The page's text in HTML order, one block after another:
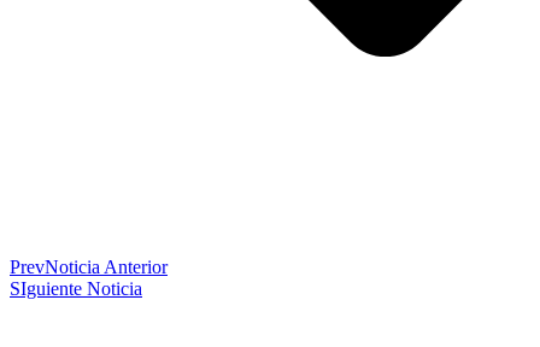
PrevNoticia Anterior
SIguiente Noticia